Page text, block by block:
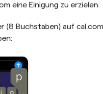
eine Einigung zu erzielen.
(8 Buchstaben) auf